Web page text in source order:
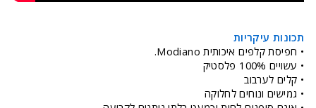
תכונות עיקריות
• חפיסת קלפים איכותית Modiano.
• עשויים 100% פלסטיק
• קלים לערבוב
• גמישים ונוחים לחלוקה